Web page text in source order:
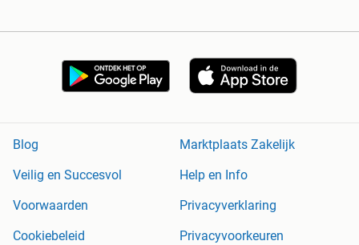
Blog
Marktplaats Zakelijk
Veilig en Succesvol
Help en Info
Voorwaarden
Privacyverklaring
Cookiebeleid
Privacyvoorkeuren